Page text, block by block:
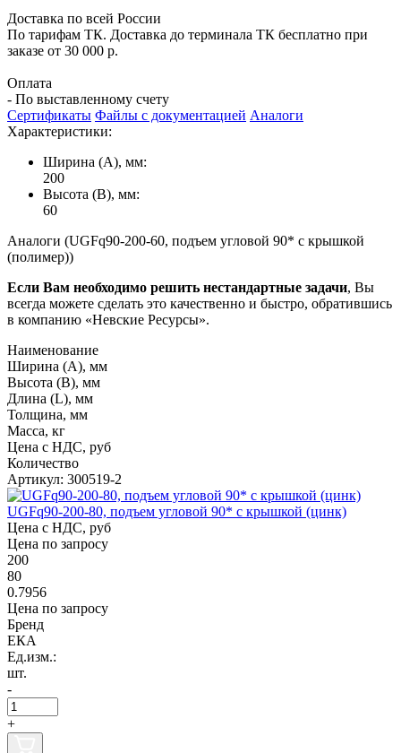
Доставка по всей России
По тарифам ТК. Доставка до терминала ТК бесплатно при
заказе от 30 000 р.
Оплата
- По выставленному счету
Сертификаты Файлы с документацией Аналоги
Характеристики:
Ширина (А), мм:
200
Высота (В), мм:
60
Аналоги (UGFq90-200-60, подъем угловой 90* с крышкой
(полимер))
Если Вам необходимо решить нестандартные задачи, Вы
всегда можете сделать это качественно и быстро, обратившись
в компанию «Невские Ресурсы».
Наименование
Ширина (А), мм
Высота (В), мм
Длина (L), мм
Толщина, мм
Масса, кг
Цена с НДС, руб
Количество
Артикул: 300519-2
UGFq90-200-80, подъем угловой 90* с крышкой (цинк)
Цена с НДС, руб
Цена по запросу
200
80
0.7956
Цена по запросу
Бренд
ЕКА
Ед.изм.:
шт.
-
+